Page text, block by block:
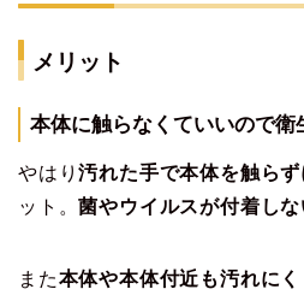
メリット
本体に触らなくていいので衛
やはり汚れた手で本体を触ら
ット。菌やウイルスが付着し
また本体や本体付近も汚れに